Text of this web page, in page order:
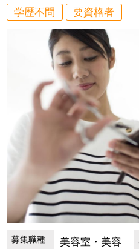
学歴不問
要資格者
募集職種
美容室・美容